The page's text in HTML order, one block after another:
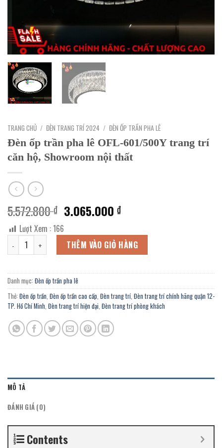
TRANG CHỦ / ĐÈN TRANG TRÍ 2024 / ĐÈN ỐP TRẦN PHA LÊ
Đèn ốp trần pha lê OFL-601/500Y trang trí
căn hộ, Showroom nội thất
5.572.800₫ Giá
gốc
là:
5.572.800 ₫.
3.065.000₫Giá
tại
là:
3.065.000 ₫.
Lượt Xem :166
Đèn ốp trần pha lê OFL-601/500Y trang trí căn hộ, Showroom nội
THÊM VÀO GIỎ HÀNG
Danh mục: Đèn ốp trần pha lê
Thẻ: Đèn ốp trần, Đèn ốp trần cao cấp, Đèn trang trí, Đèn trang trí chính hãng quận 12-
TP. Hồ Chí Minh, Đèn trang trí hiện đại, Đèn trang trí phòng khách
MÔ TẢ
ĐÁNH GIÁ (0)
Contents